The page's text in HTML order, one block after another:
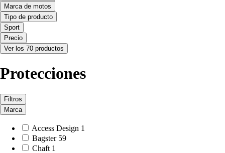
Marca de motos
Tipo de producto
Sport
Precio
Ver los 70 productos
Protecciones
Filtros
Marca
Access Design 1
Bagster 59
Chaft 1